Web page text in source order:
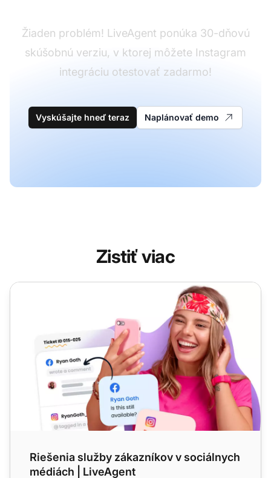
Žiaden problém! LiveAgent ponúka 30-dňovú
skúšobnú verziu, v ktorej môžete Instagram
integráciu otestovať zadarmo!
Vyskúšajte hneď teraz Naplánovať demo
Zistiť viac
Riešenia služby zákazníkov v sociálnych médiách |
Riešenia služby zákazníkov v sociálnych
médiách | LiveAgent